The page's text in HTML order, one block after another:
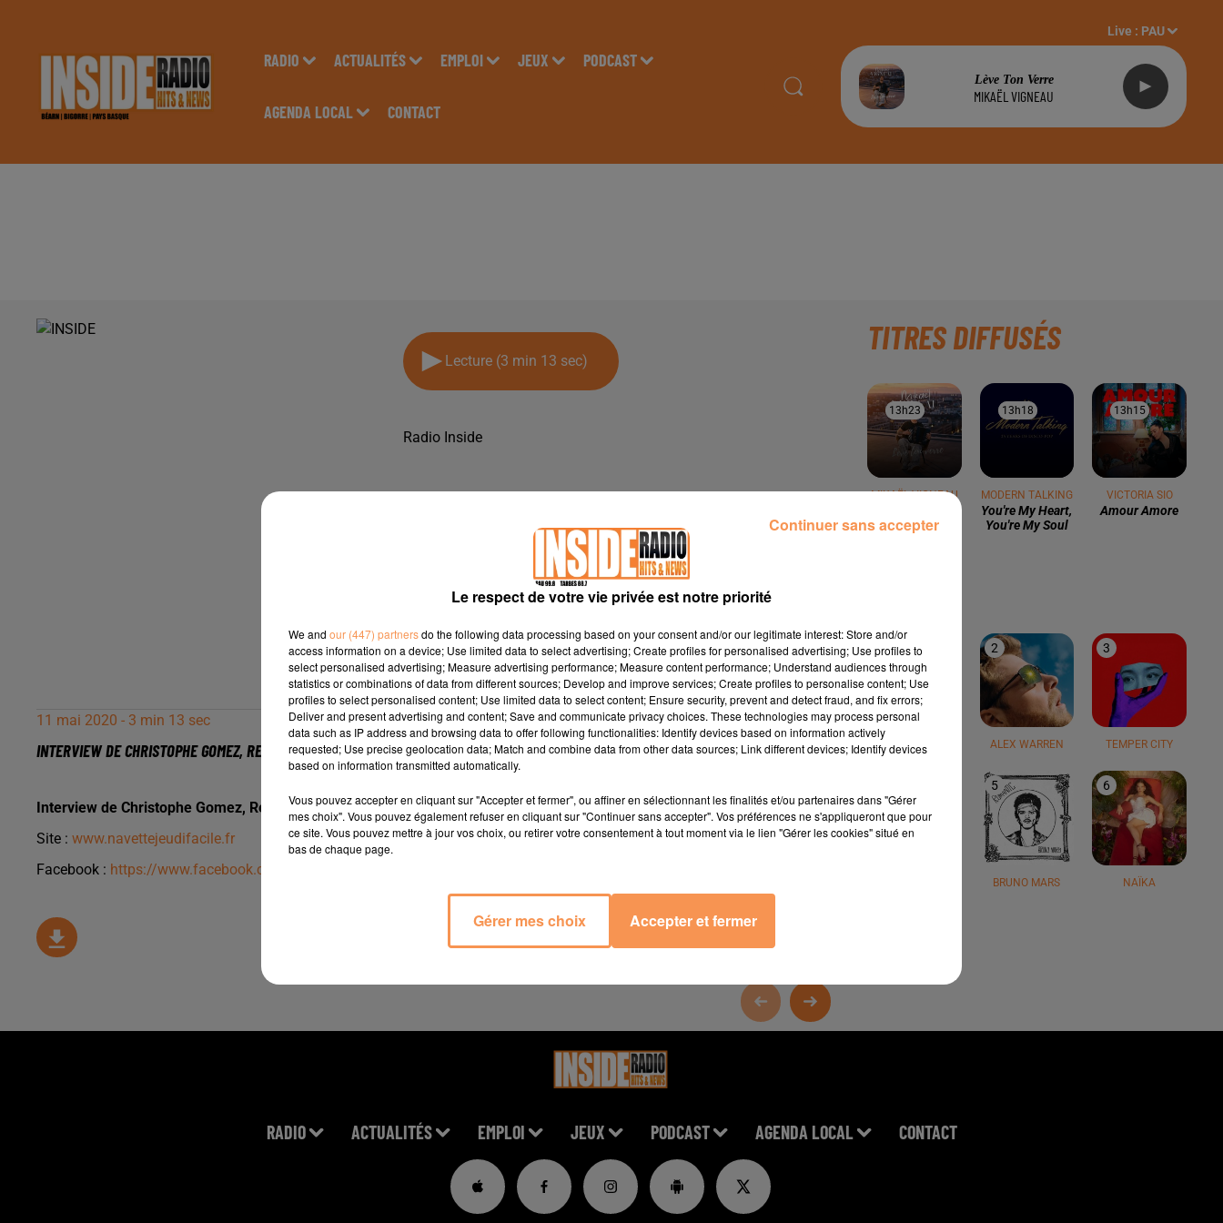
RADIO ACTUALITÉS EMPLOI JEUX PODCAST
AGENDA LOCAL CONTACT
Live : PAU
Lève Ton Verre
MIKAËL VIGNEAU
Lecture (3 min 13 sec)
Radio Inside
11 mai 2020 - 3 min 13 sec
INTERVIEW DE CHRISTOPHE GOMEZ, RESPONSABLE DE LA NAVETTE ETUDIANTE &AGRAVE PAU, SUR RADIO INSIDE !!!
Interview de Christophe Gomez, Responsable de la Navette Étudiante à Pau, sur Radio Inside !!!
Site : www.navettejeudifacile.fr
Facebook : https://www.facebook.com/NavetteJeudiFACile
TITRES DIFFUSÉS
13h23
13h23
MIKAËL VIGNEAU
13h18
13h18
MODERN TALKING
You're My Heart,
You're My Soul
13h15
13h15
VICTORIA SIO
Amour Amore
1
TEDDY SWIMS
2
ALEX WARREN
3
TEMPER CITY
5
BRUNO MARS
6
NAÏKA
RADIO ACTUALITÉS EMPLOI JEUX PODCAST AGENDA LOCAL CONTACT
Le respect de votre vie privée est notre priorité
We and our (447) partnersdo the following data processing based on your consent and/or our legitimate interest: Store and/or
access information on a device; Use limited data to select advertising; Create profiles for personalised advertising; Use profiles to
select personalised advertising; Measure advertising performance; Measure content performance; Understand audiences through
statistics or combinations of data from different sources; Develop and improve services; Create profiles to personalise content; Use
profiles to select personalised content; Use limited data to select content; Ensure security, prevent and detect fraud, and fix errors;
Deliver and present advertising and content; Save and communicate privacy choices. These technologies may process personal
data such as IP address and browsing data to offer following functionalities: Identify devices based on information actively
requested; Use precise geolocation data; Match and combine data from other data sources; Link different devices; Identify devices
based on information transmitted automatically.
Vous pouvez accepter en cliquant sur "Accepter et fermer", ou affiner en sélectionnant les finalités et/ou partenaires dans "Gérer
mes choix". Vous pouvez également refuser en cliquant sur "Continuer sans accepter". Vos préférences ne s'appliqueront que pour
ce site. Vous pouvez mettre à jour vos choix, ou retirer votre consentement à tout moment via le lien "Gérer les cookies" situé en
bas de chaque page.
Gérer mes choix Accepter et fermer
Continuer sans accepter